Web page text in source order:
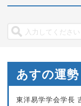
あすの運勢
東洋易学学会学長